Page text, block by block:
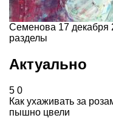
Семенова 17 декабря
разделы
Актуально
5 0
Как ухаживать за
пышно цвели